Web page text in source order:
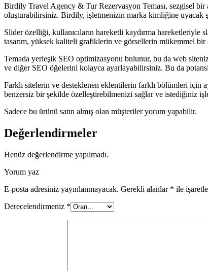
Birdily Travel Agency & Tur Rezervasyon Teması, sezgisel
oluşturabilirsiniz. Birdily, işletmenizin marka kimliğine uyacak
Slider özelliği, kullanıcıların hareketli kaydırma
tasarım, yüksek kaliteli grafiklerin ve görsellerin mükemmel bir
Temada yerleşik SEO optimizasyonu bulunur, bu da web
ve diğer SEO öğelerini kolayca ayarlayabilirsiniz. Bu da
Farklı sitelerin ve desteklenen eklentilerin farklı bölümleri için
benzersiz bir şekilde özelleştirebilmenizi sağlar ve istediğiniz
Sadece bu ürünü satın almış olan müşteriler yorum yapabilir.
Değerlendirmeler
Henüz değerlendirme yapılmadı.
Yorum yaz
E-posta adresiniz yayınlanmayacak. Gerekli alanlar * ile
Derecelendirmeniz *